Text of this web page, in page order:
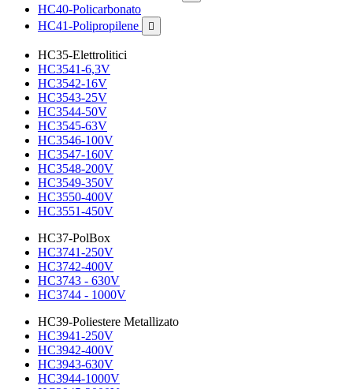
HC40-Policarbonato
HC41-Polipropilene

HC35-Elettrolitici
HC3541-6,3V
HC3542-16V
HC3543-25V
HC3544-50V
HC3545-63V
HC3546-100V
HC3547-160V
HC3548-200V
HC3549-350V
HC3550-400V
HC3551-450V
HC37-PolBox
HC3741-250V
HC3742-400V
HC3743 - 630V
HC3744 - 1000V
HC39-Poliestere Metallizato
HC3941-250V
HC3942-400V
HC3943-630V
HC3944-1000V